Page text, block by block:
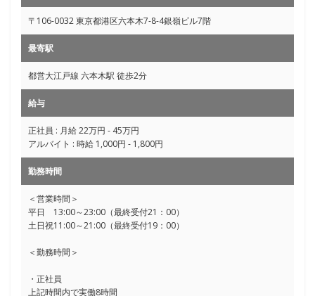
〒106-0032 東京都港区六本木7-8-4銀嶺ビル7階
最寄駅
都営大江戸線 六本木駅 徒歩2分
給与
正社員 : 月給 22万円 - 45万円
アルバイト : 時給 1,000円 - 1,800円
勤務時間
＜営業時間＞
平日 13:00～23:00（最終受付21：00）
土日祝11:00～21:00（最終受付19：00）
＜勤務時間＞
・正社員
上記時間内で実働8時間